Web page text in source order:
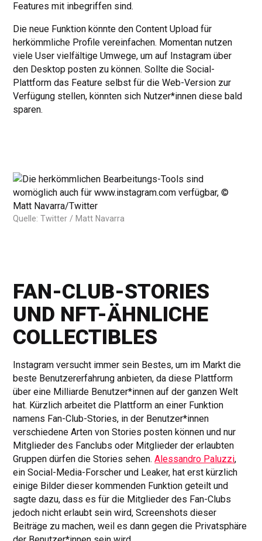
Features mit inbegriffen sind.
Die neue Funktion könnte den Content Upload für
herkömmliche Profile vereinfachen. Momentan nutzen
viele User vielfältige Umwege, um auf Instagram über
den Desktop posten zu können. Sollte die Social-
Plattform das Feature selbst für die Web-Version zur
Verfügung stellen, könnten sich Nutzer*innen diese bald
sparen.
Quelle: Twitter / Matt Navarra
FAN-CLUB-STORIES
UND NFT-ÄHNLICHE
COLLECTIBLES
Instagram versucht immer sein Bestes, um im Markt die
beste Benutzererfahrung anbieten, da diese Plattform
über eine Milliarde Benutzer*innen auf der ganzen Welt
hat. Kürzlich arbeitet die Plattform an einer Funktion
namens Fan-Club-Stories, in der Benutzer*innen
verschiedene Arten von Stories posten können und nur
Mitglieder des Fanclubs oder Mitglieder der erlaubten
Gruppen dürfen die Stories sehen.Alessandro Paluzzi,
ein Social-Media-Forscher und Leaker, hat erst kürzlich
einige Bilder dieser kommenden Funktion geteilt und
sagte dazu, dass es für die Mitglieder des Fan-Clubs
jedoch nicht erlaubt sein wird, Screenshots dieser
Beiträge zu machen, weil es dann gegen die Privatsphäre